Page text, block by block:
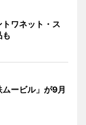
ワネット・ス
ービル」が9月